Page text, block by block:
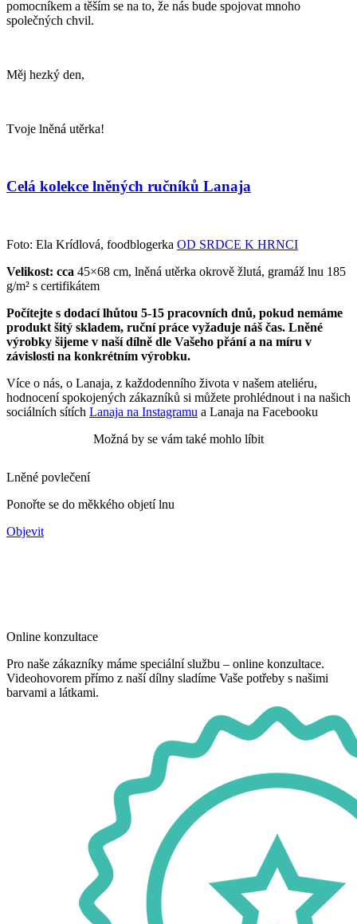
pomocníkem a těším se na to, že nás bude spojovat mnoho
společných chvil.
Měj hezký den,
Tvoje lněná utěrka!
Celá kolekce lněných ručníků Lanaja
Foto: Ela Krídlová, foodblogerka OD SRDCE K HRNCI
Velikost: cca 45×68 cm, lněná utěrka okrově žlutá, gramáž lnu 185
g/m² s certifikátem
Počítejte s dodací lhůtou 5-15 pracovních dnů, pokud nemáme
produkt šitý skladem, ruční práce vyžaduje náš čas. Lněné
výrobky šijeme v naší dílně dle Vašeho přání a na míru v
závislosti na konkrétním výrobku.
Více o nás, o Lanaja, z každodenního života v našem ateliéru,
hodnocení spokojených zákazníků si můžete prohlédnout i na našich
sociálních sítích Lanaja na Instagramu a Lanaja na Facebooku
Možná by se vám také mohlo líbit
Lněné povlečení
Ponořte se do měkkého objetí lnu
Objevit
Online konzultace
Pro naše zákazníky máme speciální službu – online konzultace.
Videohovorem přímo z naší dílny sladíme Vaše potřeby s našimi
barvami a látkami.